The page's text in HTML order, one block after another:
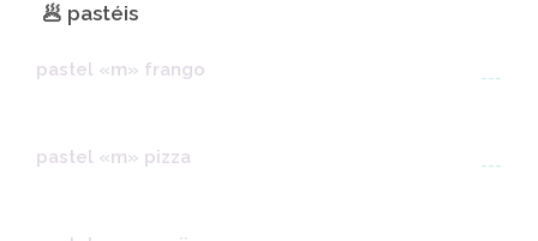
🥟 pastéis
pastel «m» frango ---
pastel «m» pizza ---